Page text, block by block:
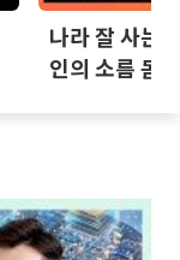
나라 잘 사는
인의 소름 돋